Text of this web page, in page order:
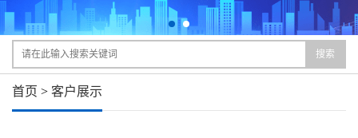
搜索
首页 > 客户展示